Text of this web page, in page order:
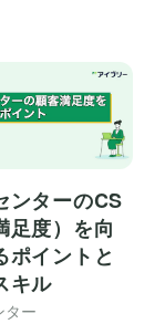
ンターのCS
足度）を向
ポイントと
キル
ター